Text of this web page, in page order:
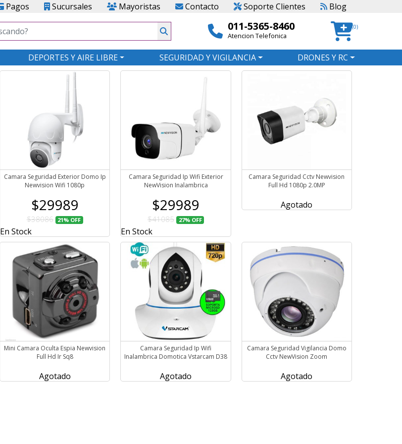
Pagos Sucursales Mayoristas Contacto Soporte Clientes Blog
011-5365-8460
Atencion Telefonica
(0)
DEPORTES Y AIRE LIBRE SEGURIDAD Y VIGILANCIA DRONES Y RC
Camara Seguridad Exterior Domo Ip
Newvision Wifi 1080p
$29989
$38086 21% OFF
En Stock
Camara Seguridad Ip Wifi Exterior
NewVision Inalambrica
$29989
$41085 27% OFF
En Stock
Camara Seguridad Cctv Newvision
Full Hd 1080p 2.0MP
Agotado
Mini Camara Oculta Espia Newvision
Full Hd Ir Sq8
Agotado
Camara Seguridad Ip Wifi
Inalambrica Domotica Vstarcam D38
Agotado
Camara Seguridad Vigilancia Domo
Cctv NewVision Zoom
Agotado